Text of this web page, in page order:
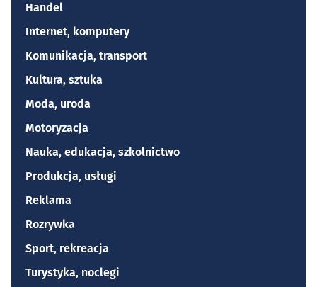
Handel
Internet, komputery
Komunikacja, transport
Kultura, sztuka
Moda, uroda
Motoryzacja
Nauka, edukacja, szkolnictwo
Produkcja, usługi
Reklama
Rozrywka
Sport, rekreacja
Turystyka, noclegi